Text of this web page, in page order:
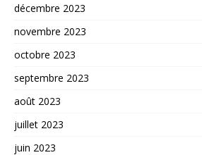
décembre 2023
novembre 2023
octobre 2023
septembre 2023
août 2023
juillet 2023
juin 2023